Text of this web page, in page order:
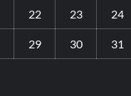
22 23 24
29 30 31